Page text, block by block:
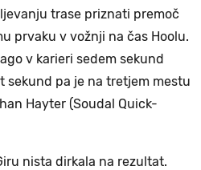
trase priznati premoč
prvaku v vožnji na čas Hoolu.
v karieri sedem sekund
sekund pa je na tretjem mestu
Hayter (Soudal Quick-
nista dirkala na rezultat.